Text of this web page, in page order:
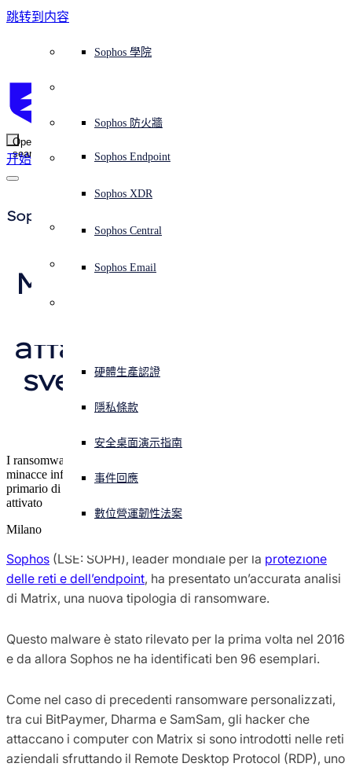
跳转到内容
Open
search
开始
正遭遇網路攻擊？立即獲取協助
简体中文 Open language switcher
平台概覽Sophos Central
Sophos AI
整合 marketplace 市集
威脅情報
免費試用
端點保護（下一代防毒軟體）
伺服器防護
Mobile Security
安全營運
XDR - 擴展式偵測與回應
身分識別安全
ITDR - 身分識別威脅偵測與回應
網路安全與基礎架構
下一代防火牆 (NGFW)
網路交換機
無線存取點
Workspace Protection
Workspace Protection
零信任網路存取 (ZTNA)
DNS 防護 (DNS Protection)
Email Monitoring System
Email Security
電子郵件與網路釣魚防護
雲端工作負載防護
託管式服務MDR - 託管式偵測與回應
漏洞管理（託管式風險）
諮詢服務概覽
專業服務
營運支援
免費工具
NIST 評估
使用案例全天候守護我的組織
保障遠端與混合辦公員工的安全
應對網路保險要求
保護我的 Microsoft 環境
啟用雲端原生安全性
所有解決方案
教育
政府部門
醫療保健
製造業
零售業
為什麼選擇 Sophos？
獎項與榮譽
競爭對手比較
公司
媒體
職位空缺
信任中心
信任中心概覽
安全設計
負責任的披露
ESG
企業政策
網路安全指引
硬體生產認證
隱私條款
安全桌面演示指南
事件回應
數位營運韌性法案
Sophos 合作夥伴
Partner Program 合作夥伴計畫
Partner care 支援
合作夥伴培訓
合作夥伴部落格
通路合作夥伴
OEM
整合和 API
威脅情報X-Ops 威脅研究
AI 研究
威脅檔案
威脅資料庫
威脅研究部落格
檢視所有資源
案例研究
報告
線上研討會
白皮書
影片
部落格
Sophos 部落格
AI 研究
安全營運
合作夥伴部落格
獲得協助（支援）
緊急事件回應
支援計劃
客戶成功
技術客戶經理（TAM）
聯絡 Sophos 支援
聯絡 Partner Care
下載及更新
Sophos 狀態頁面
安全公告
提交威脅
產品支援
產品文件
Sophos 防火牆
Sophos Endpoint
Sophos XDR
Sophos Central
Sophos Email
培訓
Sophos 學院
Sophos Press
概觀
Sophos X-Ops 威脅研究
媒體聯絡人
Matrix: tutti i segreti
attacco ransomware
svelati nel report di
Sophos
I ransomware personalizzati continuano a dominare la scena delle
minacce informatiche. Il report sottolinea che il punto di accesso
primario di Matrix sono i firewall con Remote Desktop Protocol
attivato
Milano
Sophos (LSE: SOPH), leader mondiale per la protezione
delle reti e dell’endpoint, ha presentato un’accurata analisi
di Matrix, una nuova tipologia di ransomware.
Questo malware è stato rilevato per la prima volta nel 2016
e da allora Sophos ne ha identificati ben 96 esemplari.
Come nel caso di precedenti ransomware personalizzati,
tra cui BitPaymer, Dharma e SamSam, gli hacker che
attaccano i computer con Matrix si sono introdotti nelle reti
aziendali sfruttando il Remote Desktop Protocol (RDP), uno